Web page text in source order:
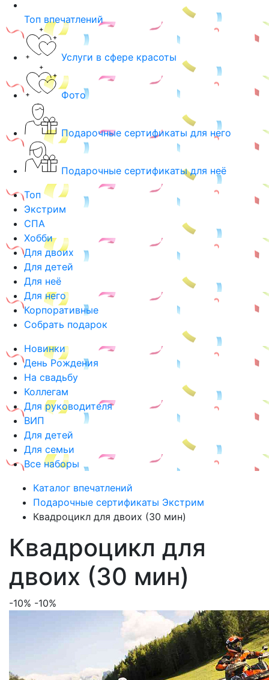
Топ впечатлений
Услуги в сфере красоты
Фото
Подарочные сертификаты для него
Подарочные сертификаты для неё
Топ
Экстрим
СПА
Хобби
Для двоих
Для детей
Для неё
Для него
Корпоративные
Собрать подарок
Новинки
День Рождения
На свадьбу
Коллегам
Для руководителя
ВИП
Для детей
Для семьи
Все наборы
Каталог впечатлений
Подарочные сертификаты Экстрим
Квадроцикл для двоих (30 мин)
Квадроцикл для
двоих (30 мин)
-10% -10%